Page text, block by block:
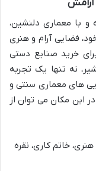
آرامش
و با معماری دلنشین،
فضایی آرام و هنری
خرید صنایع دستی
نه تنها یک تجربه
های معماری سنتی و
این مکان می توان از
خاتم کاری، نقره